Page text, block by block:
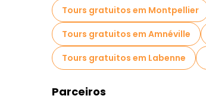
Tours gratuitos em Montpellier
Tours gratuitos em Amnéville
Tours gratuitos em Labenne
Parceiros